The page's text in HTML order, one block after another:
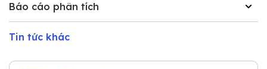
Báo cáo phân tích
Tin tức khác